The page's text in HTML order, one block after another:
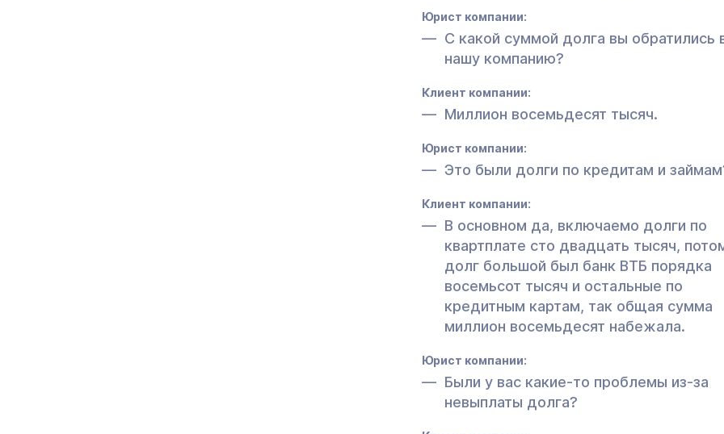
Юрист компании:
С какой суммой долга вы обратились
нашу компанию?
Клиент компании:
Миллион восемьдесят тысяч.
Юрист компании:
Это были долги по кредитам и
Клиент компании:
В основном да, включаемо долги по
квартплате сто двадцать тысяч,
долг большой был банк ВТБ порядка
восемьсот тысяч и остальные по
кредитным картам, так общая сумма
миллион восемьдесят набежала.
Юрист компании:
Были у вас какие-то проблемы из-за
невыплаты долга?